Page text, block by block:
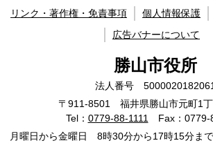
リンク・著作権・免責事項 個人情報保護
広告バナーについて
勝山市役所
法人番号 5000020182061
〒911-8501 福井県勝山市元町1
Tel： 0779-88-1111
Fax：0779-
月曜日から金曜日 8時30分から17時15分ま